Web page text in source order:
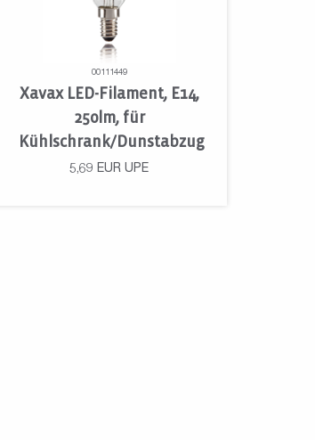
00111449
Xavax LED-Filament, E14,
250lm, für
Kühlschrank/Dunstabzug
5,69 EUR UPE